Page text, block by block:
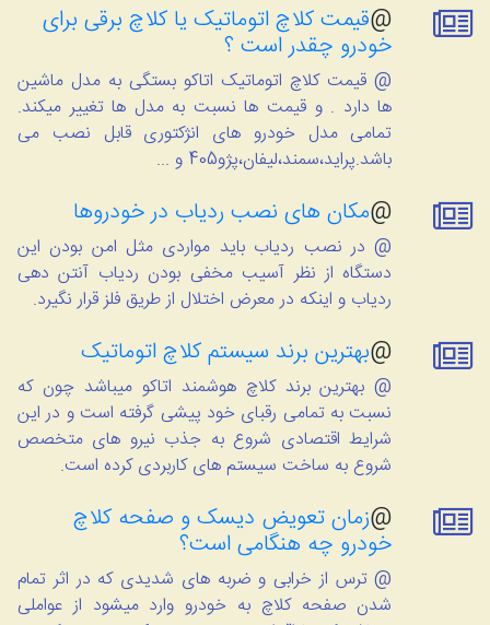
@قیمت کلاچ اتوماتیک یا کلاچ برقی برای
خودرو چقدر است ؟
@ قیمت کلاچ اتوماتیک اتاکو بستگی به مدل ماشین
ها دارد . و قیمت ها نسبت به مدل ها تغییر میکند.
تمامی مدل خودرو های انژکتوری قابل نصب می
باشد.پراید،سمند،لیفان،پژو405 و ...
@مکان های نصب ردیاب در خودروها
@ در نصب ردیاب باید مواردی مثل امن بودن این
دستگاه از نظر آسیب مخفی بودن ردیاب آنتن دهی
ردیاب و اینکه در معرض اختلال از طریق فلز قرار نگیرد.
@بهترین برند سیستم کلاچ اتوماتیک
@ بهترین برند کلاچ هوشمند اتاکو میباشد چون که
نسبت به تمامی رقبای خود پیشی گرفته است و در این
شرایط اقتصادی شروع به جذب نیرو های متخصص
شروع به ساخت سیستم های کاربردی کرده است.
@زمان تعویض دیسک و صفحه کلاچ
خودرو چه هنگامی است؟
@ ترس از خرابی و ضربه های شدیدی که در اثر تمام
شدن صفحه کلاچ به خودرو وارد میشود از عواملی